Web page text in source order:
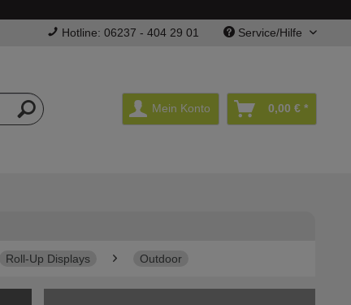
Hotline: 06237 - 404 29 01 Service/Hilfe
Mein Konto 0,00 € *
Roll-Up Displays Outdoor